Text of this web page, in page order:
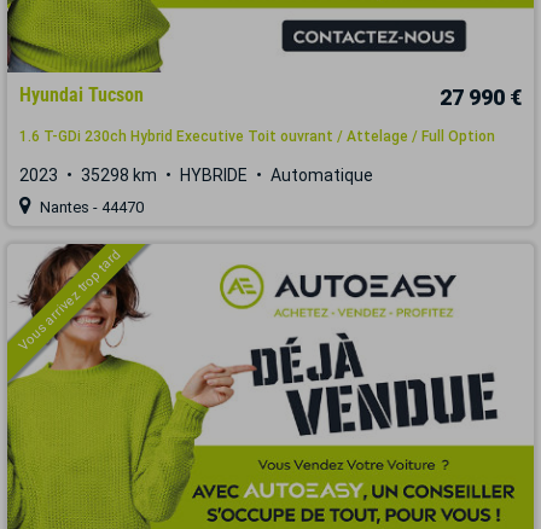
Hyundai Tucson 27 990 €
1.6 T-GDi 230ch Hybrid Executive Toit ouvrant / Attelage / Full Option
2023 35298 km HYBRIDE Automatique
Nantes - 44470
Vous arrivez trop tard